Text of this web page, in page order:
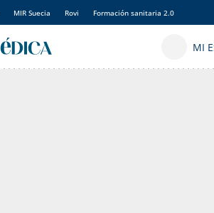
MIR Suecia Rovi Formación sanitaria 2.0